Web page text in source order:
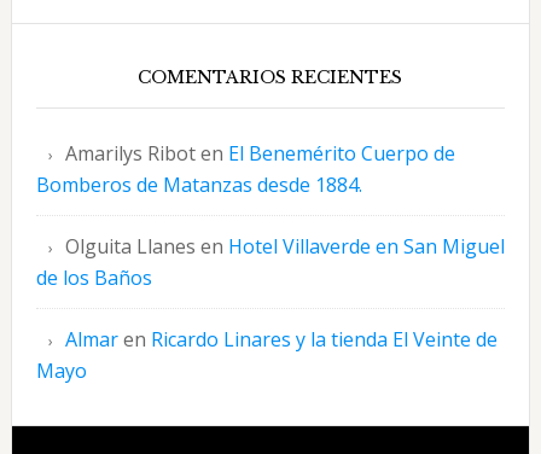
COMENTARIOS RECIENTES
Amarilys Riboten El Benemérito Cuerpo de
Bomberos de Matanzas desde 1884.
Olguita Llanes en Hotel Villaverde en San Miguel
de los Baños
Almaren Ricardo Linares y la tienda El Veinte de
Mayo